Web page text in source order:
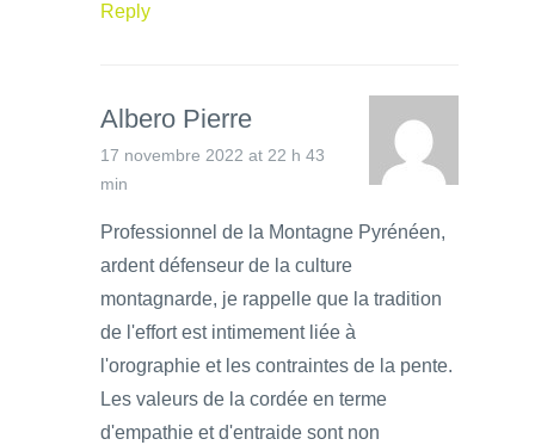
Reply
Albero Pierre
17 novembre 2022 at 22 h 43
min
Professionnel de la Montagne Pyrénéen,
ardent défenseur de la culture
montagnarde, je rappelle que la tradition
de l'effort est intimement liée à
l'orographie et les contraintes de la pente.
Les valeurs de la cordée en terme
d'empathie et d'entraide sont non